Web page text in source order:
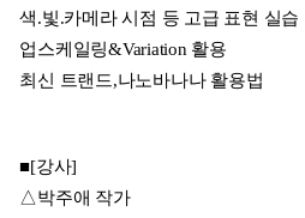
색.빛.카메라 시점 등 고급 표현 실습
업스케일링&Variation 활용
최신 트랜드,나노바나나 활용법
■[강사]
△박주애 작가